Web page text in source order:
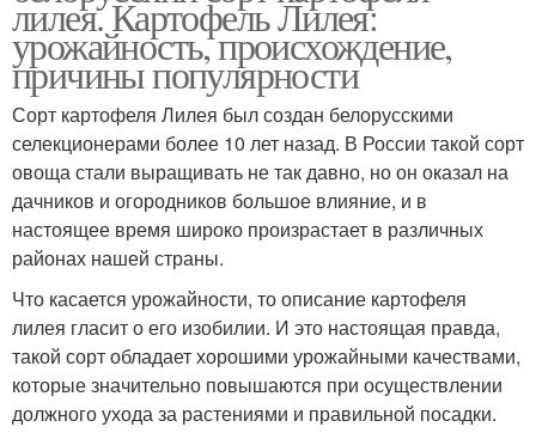
лилея. Картофель Лилея:
урожайность, происхождение,
причины популярности
Сорт картофеля Лилея был создан белорусскими
селекционерами более 10 лет назад. В России такой сорт
овоща стали выращивать не так давно, но он оказал на
дачников и огородников большое влияние, и в
настоящее время широко произрастает в различных
районах нашей страны.
Что касается урожайности, то описание картофеля
лилея гласит о его изобилии. И это настоящая правда,
такой сорт обладает хорошими урожайными качествами,
которые значительно повышаются при осуществлении
должного ухода за растениями и правильной посадки.